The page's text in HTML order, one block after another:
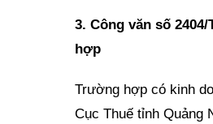
3. Công văn số
hợp
Trường hợp có kinh
Cục Thuế tỉnh Quảng